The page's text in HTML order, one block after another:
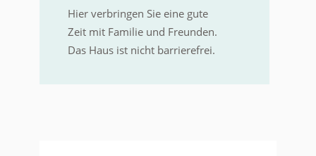
Hier verbringen Sie eine gute
Zeit mit Familie und Freunden.
Das Haus ist nicht barrierefrei.